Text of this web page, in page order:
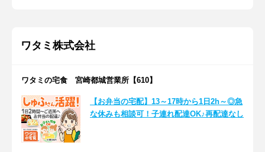
ワタミ株式会社
ワタミの宅食 宮崎都城営業所【610】
【お弁当の宅配】13～17時から1日2h～◎急
な休みも相談可！子連れ配達OK♪再配達なし